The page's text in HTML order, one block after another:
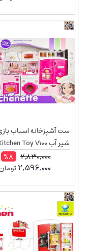
ست آشپزخانه اسباب
شیر آب Kitchen Toy V100
2,830,000
%8
2,596,000